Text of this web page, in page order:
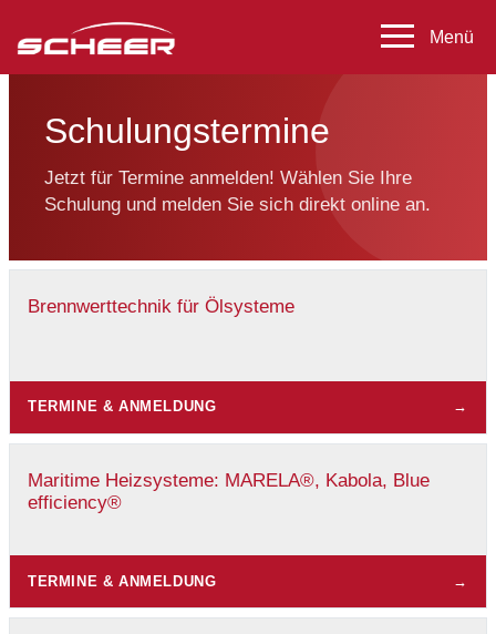
Schulungstermine
Jetzt für Termine anmelden! Wählen Sie Ihre
Schulung und melden Sie sich direkt online an.
Brennwerttechnik für Ölsysteme
TERMINE & ANMELDUNG →
Maritime Heizsysteme: MARELA®, Kabola, Blue
efficiency®
TERMINE & ANMELDUNG →